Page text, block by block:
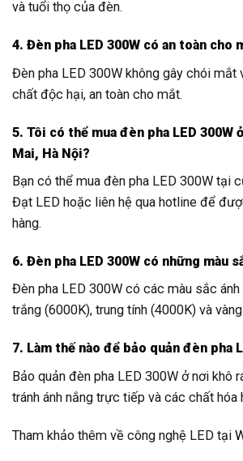
và tuổi thọ của đèn.
4. Đèn pha LED 300W có an toàn cho
Đèn pha LED 300W không gây chói mắt
chất độc hại, an toàn cho mắt.
5. Tôi có thể mua đèn pha LED 300W
Mai, Hà Nội?
Bạn có thể mua đèn pha LED 300W tại
Đạt LED hoặc liên hệ qua hotline để
hàng.
6. Đèn pha LED 300W có những màu
Đèn pha LED 300W có các màu sắc
trắng (6000K), trung tính (4000K) và
7. Làm thế nào để bảo quản đèn pha
Bảo quản đèn pha LED 300W ở nơi khô
tránh ánh nắng trực tiếp và các chất hóa
Tham khảo thêm về công nghệ LED tại